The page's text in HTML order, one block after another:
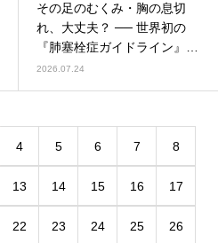
その足のむくみ・胸の息切
れ、大丈夫？ ── 世界初の
『肺塞栓症ガイドライン』
と“夏の血栓”に注意
2026.07.24
4 5 6 7 8
13 14 15 16 17
22 23 24 25 26